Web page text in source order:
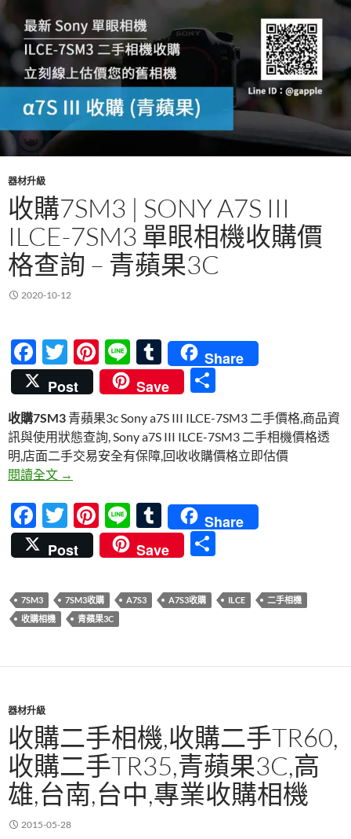
器材升級
收購7SM3 | SONY A7S III
ILCE-7SM3 單眼相機收購價
格查詢 – 青蘋果3C
2020-10-12
F
ac
e
b
o
o
k
T
w
itt
er
Pi
nt
er
es
t
Li
n
e
T
u
m
bl
r
Share
Post
Save
收購7SM3 青蘋果3c Sony a7S III ILCE-7SM3 二手價格,商品資
訊與使用狀態查詢, Sony a7S III ILCE-7SM3 二手相機價格透
明,店面二手交易安全有保障,回收收購價格立即估價
閱讀全文 收購7SM3 | Sony a7S III ILCE-7SM3 單眼相機收購價
→
F
ac
e
b
o
k
T
w
itt
er
Pi
nt
er
es
t
Li
n
e
T
u
m
bl
r
Share
Post
Save
7SM3 7SM3收購 A7S3 A7S3收購 ILCE
二手相機
收購相機
青蘋果3C
器材升級
收購二手相機,收購二手TR60,
收購二手TR35,青蘋果3C,高
雄,台南,台中,專業收購相機
2015-05-28